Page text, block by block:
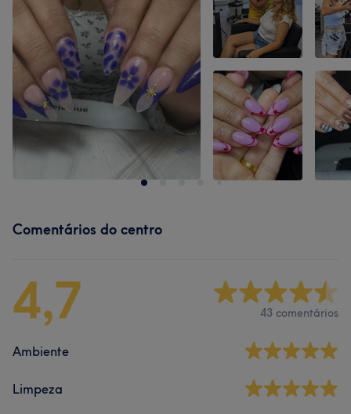
Comentários do centro
4,7 43 comentários
Ambiente
Limpeza